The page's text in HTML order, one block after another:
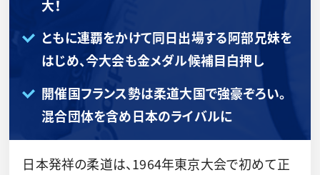
大！
ともに連覇をかけて同日出場する阿部兄妹を
はじめ、今大会も金メダル候補目白押し
開催国フランス勢は柔道大国で強豪ぞろい。
混合団体を含め日本のライバルに
日本発祥の柔道は、1964年東京大会で初めて正